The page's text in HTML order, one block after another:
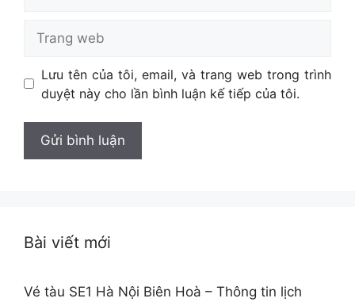
web
Lưu tên của tôi, email, và trang web trong trình
duyệt này cho lần bình luận kế tiếp của tôi.
Bài viết mới
Vé tàu SE1 Hà Nội Biên Hoà – Thông tin lịch